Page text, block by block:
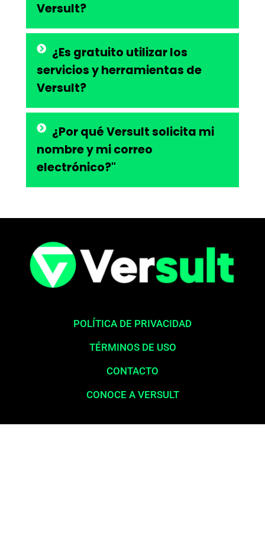
Versult?
¿Es gratuito utilizar los
servicios y herramientas de
Versult?
¿Por qué Versult solicita mi
nombre y mi correo
electrónico?"
POLÍTICA DE PRIVACIDAD
TÉRMINOS DE USO
CONTACTO
CONOCE A VERSULT